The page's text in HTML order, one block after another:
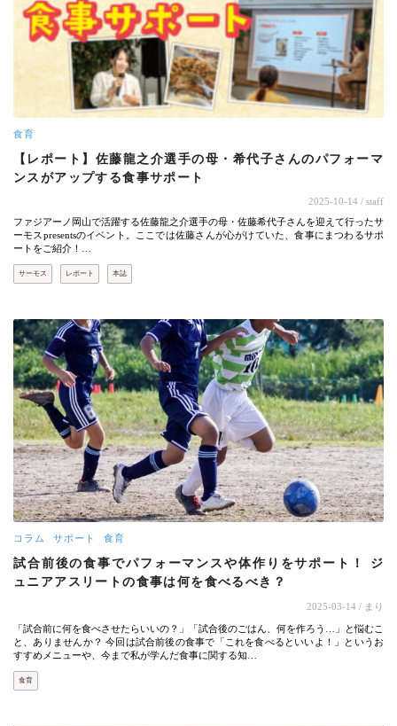
食育
【レポート】佐藤龍之介選手の母・希代子さんのパフォーマ
ンスがアップする食事サポート
2025-10-14 / staff
ファジアーノ岡山で活躍する佐藤龍之介選手の母・佐藤希代子さんを迎えて行ったサ
ーモスpresentsのイベント。ここでは佐藤さんが心がけていた、食事にまつわるサポ
ートをご紹介！…
サーモス レポート 本誌
コラム サポート 食育
試合前後の食事でパフォーマンスや体作りをサポート！ ジ
ュニアアスリートの食事は何を食べるべき？
2025-03-14 / まり
「試合前に何を食べさせたらいいの？」「試合後のごはん、何を作ろう…」と悩むこ
と、ありませんか？ 今回は試合前後の食事で「これを食べるといいよ！」というお
すすめメニューや、今まで私が学んだ食事に関する知…
食育